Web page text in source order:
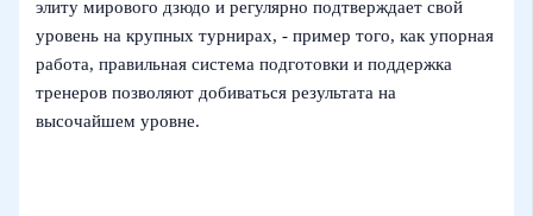
элиту мирового дзюдо и регулярно подтверждает свой
уровень на крупных турнирах, - пример того, как упорная
работа, правильная система подготовки и поддержка
тренеров позволяют добиваться результата на
высочайшем уровне.